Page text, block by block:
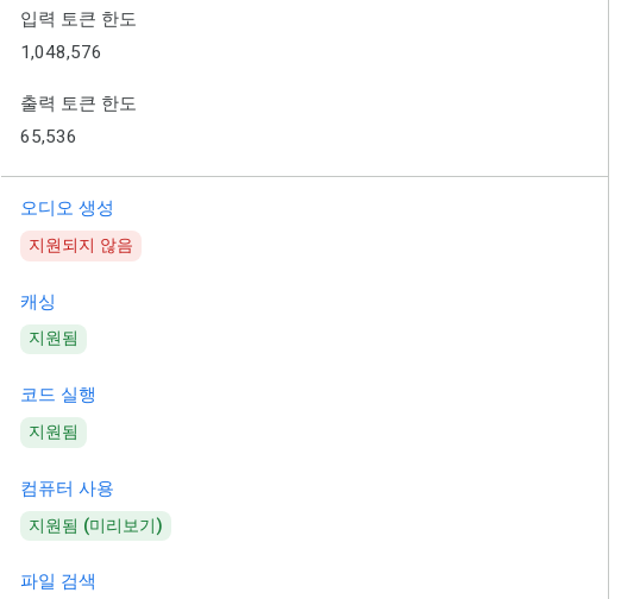
입력 토큰 한도
1,048,576
출력 토큰 한도
65,536
오디오 생성
지원되지 않음
캐싱
지원됨
코드 실행
지원됨
컴퓨터 사용
지원됨 (미리보기)
파일 검색